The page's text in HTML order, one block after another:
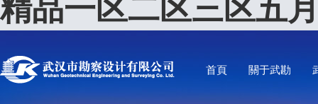
精品一区二区三区五
首頁 關于武勘